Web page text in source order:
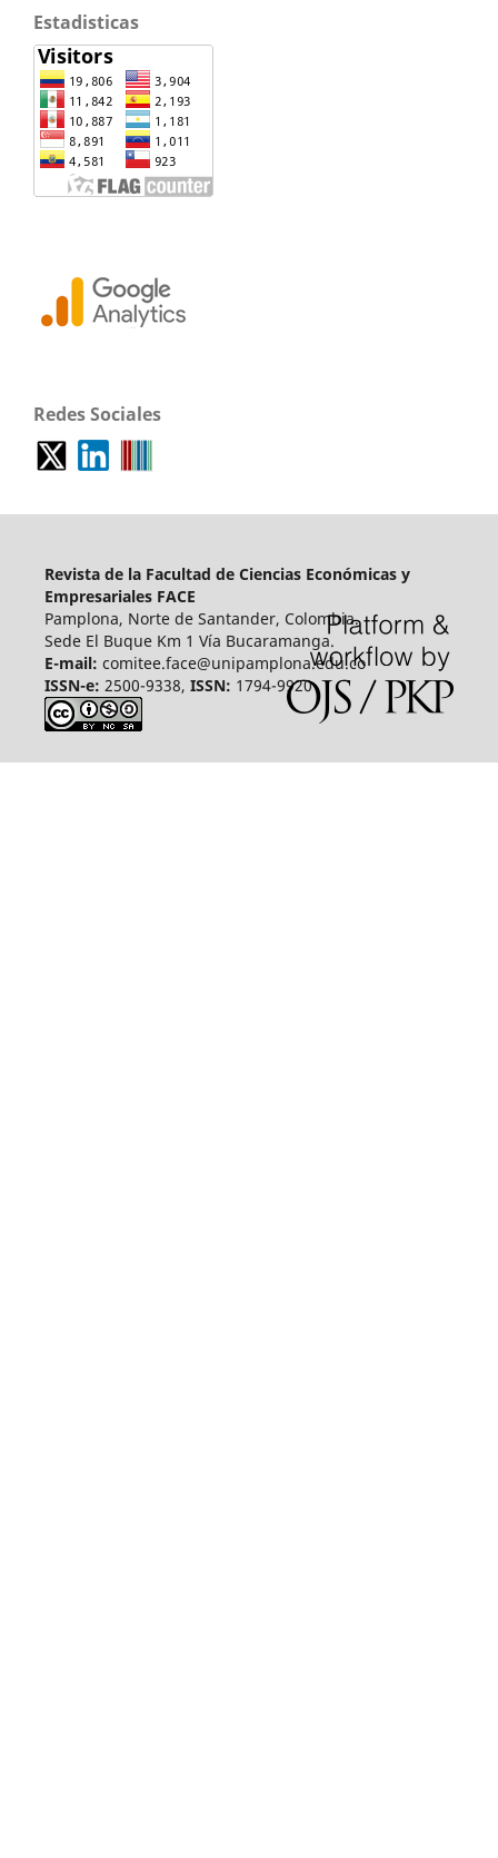
Estadisticas
Redes Sociales
Revista de la Facultad de Ciencias Económicas y
Empresariales FACE
Pamplona, Norte de Santander, Colombia.
Sede El Buque Km 1 Vía Bucaramanga.
E-mail: comitee.face@unipamplona.edu.co
ISSN-e: 2500-9338, ISSN: 1794-9920